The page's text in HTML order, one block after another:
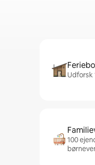
Udforsk
100